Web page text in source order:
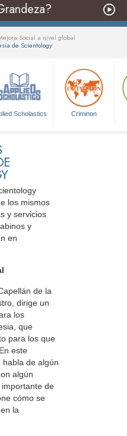
Social a nivel global
de Scientology
Scholastics Criminon
los mismos
y servicios
y
en
de la
dirige un
los
que
para los que
este
habla de algún
algún
de
cómo se
la